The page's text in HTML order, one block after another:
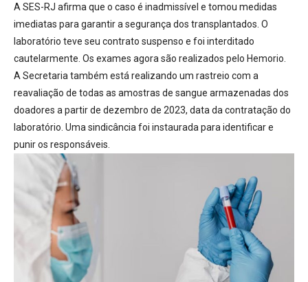
A SES-RJ afirma que o caso é inadmissível e tomou medidas
imediatas para garantir a segurança dos transplantados. O
laboratório teve seu contrato suspenso e foi interditado
cautelarmente. Os exames agora são realizados pelo Hemorio.
A Secretaria também está realizando um rastreio com a
reavaliação de todas as amostras de sangue armazenadas dos
doadores a partir de dezembro de 2023, data da contratação do
laboratório. Uma sindicância foi instaurada para identificar e
punir os responsáveis.